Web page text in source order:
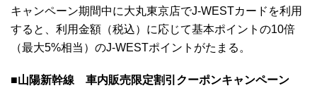
キャンペーン期間中に大丸東京店でJ-WESTカードを利用
すると、利用金額（税込）に応じて基本ポイントの10倍
（最大5%相当）のJ-WESTポイントがたまる。
■山陽新幹線 車内販売限定割引クーポンキャンペーン